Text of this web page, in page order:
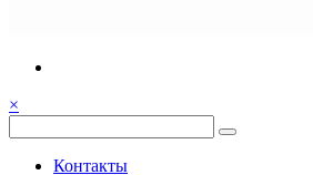
Весёлый и
жизни
Семья, общение, здоровье.
×
Весёлый и здоровый образ жизни
Контакты